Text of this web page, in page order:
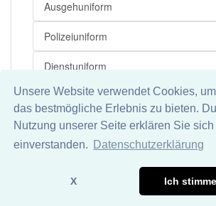
Unsere Website verwendet Cookies,
das bestmögliche Erlebnis zu bieten.
Nutzung unserer Seite erklären Sie
einverstanden.
Datenschutzerklärung
X Ich
Ausgehuniform
Polizeiuniform
Dienstuniform
Generalsuniform
Leutnantsuniform
Matrosenuniform
Mehr
Datenschutz
Wir übernehmen keine Garantie und keine
Richtigkeit und Vollständigkeit dieser Seite.